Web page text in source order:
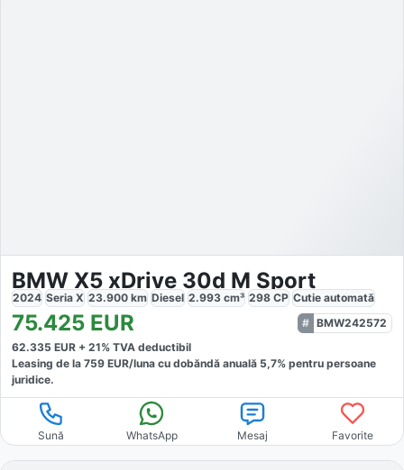
BMW X5 xDrive 30d M Sport
2024 Seria X 23.900 km Diesel 2.993 cm³ 298 CP Cutie automată
75.425 EUR
BMW242572
62.335 EUR + 21% TVA deductibil
Leasing de la 759 EUR/luna cu dobăndă anuală 5,7% pentru persoane
juridice.
Sună WhatsApp Mesaj Favorite